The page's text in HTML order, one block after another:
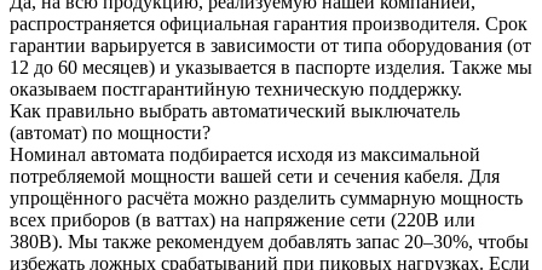
распространяется официальная гарантия производителя. Срок
гарантии варьируется в зависимости от типа оборудования (от
12 до 60 месяцев) и указывается в паспорте изделия. Также мы
оказываем постгарантийную техническую поддержку.
Как правильно выбрать автоматический выключатель
(автомат) по мощности?
Номинал автомата подбирается исходя из максимальной
потребляемой мощности вашей сети и сечения кабеля. Для
упрощённого расчёта можно разделить суммарную мощность
всех приборов (в ваттах) на напряжение сети (220В или
380В). Мы также рекомендуем добавлять запас 20–30%, чтобы
избежать ложных срабатываний при пиковых нагрузках. Если